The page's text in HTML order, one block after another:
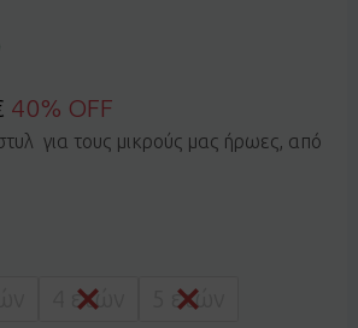
40% OFF
για τους μικρούς μας ήρωες, από
4 ετών
5 ετών